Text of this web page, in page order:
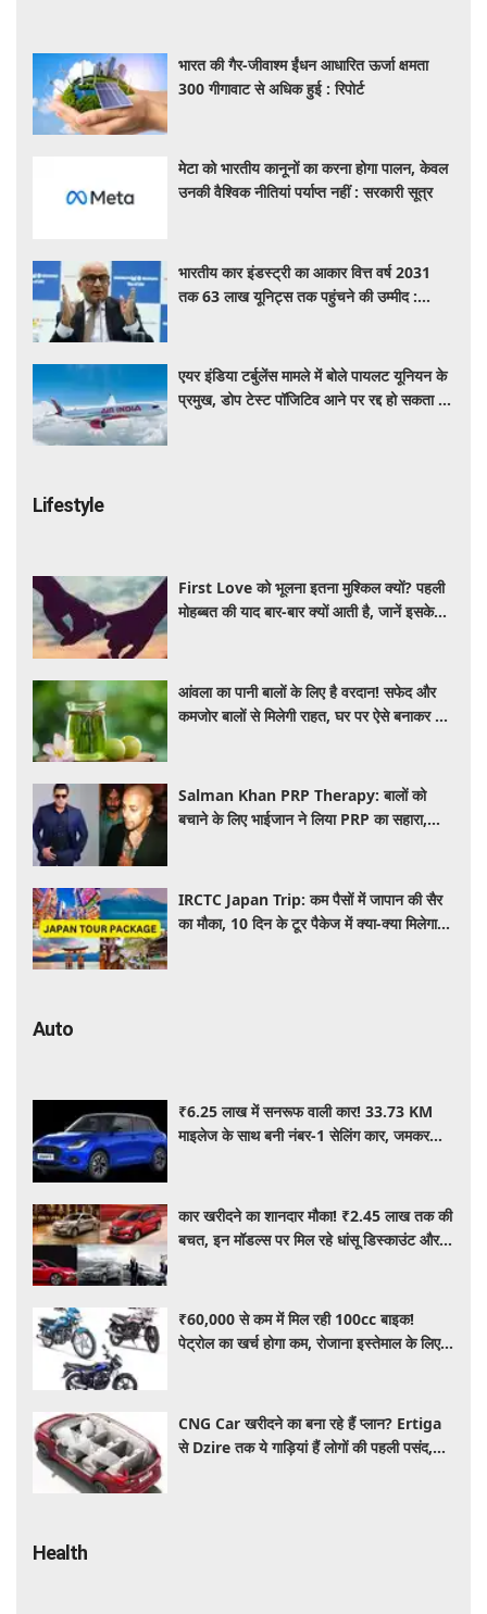
भारत की गैर-जीवाश्म ईंधन आधारित ऊर्जा क्षमता
300 गीगावाट से अधिक हुई : रिपोर्ट
मेटा को भारतीय कानूनों का करना होगा पालन, केवल
उनकी वैश्विक नीतियां पर्याप्त नहीं : सरकारी सूत्र
भारतीय कार इंडस्ट्री का आकार वित्त वर्ष 2031
तक 63 लाख यूनिट्स तक पहुंचने की उम्मीद :
एयर इंडिया टर्बुलेंस मामले में बोले पायलट यूनियन के
प्रमुख, डोप टेस्ट पॉजिटिव आने पर रद्द हो सकता है
Lifestyle
First Love को भूलना इतना मुश्किल क्यों? पहली
मोहब्बत की याद बार-बार क्यों आती है, जानें इसके
आंवला का पानी बालों के लिए है वरदान! सफेद और
कमजोर बालों से मिलेगी राहत, घर पर ऐसे बनाकर करें
Salman Khan PRP Therapy: बालों को
बचाने के लिए भाईजान ने लिया PRP का सहारा,
IRCTC Japan Trip: कम पैसों में जापान की सैर
का मौका, 10 दिन के टूर पैकेज में क्या-क्या मिलेगा?
Auto
₹6.25 लाख में सनरूफ वाली कार! 33.73 KM
माइलेज के साथ बनी नंबर-1 सेलिंग कार, जमकर
कार खरीदने का शानदार मौका! ₹2.45 लाख तक की
बचत, इन मॉडल्स पर मिल रहे धांसू डिस्काउंट और
₹60,000 से कम में मिल रही 100cc बाइक!
पेट्रोल का खर्च होगा कम, रोजाना इस्तेमाल के लिए है
CNG Car खरीदने का बना रहे हैं प्लान? Ertiga
से Dzire तक ये गाड़ियां हैं लोगों की पहली पसंद,
Health